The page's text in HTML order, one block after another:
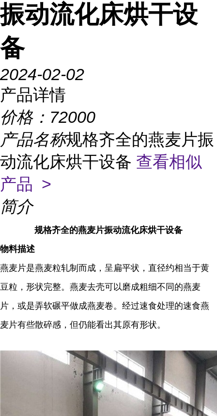
振动流化床烘干设
备
2024-02-02
产品详情
价格： 72000
产品名称规格齐全的燕麦片振
动流化床烘干设备 查看相似
产品 >
简介
规格齐全的燕麦片振动流化床烘干设备
物料描述
燕麦片是燕麦粒轧制而成，呈扁平状，直径约相当于黄
豆粒，形状完整。燕麦去壳可以磨成粗细不同的燕麦
片，或是弄软碾平做成燕麦卷。经过速食处理的速食燕
麦片有些散碎感，但仍能看出其原有形状。